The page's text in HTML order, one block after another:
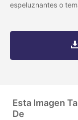
espeluznantes o
Esta Imagen
De